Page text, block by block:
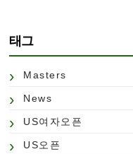
태그
Masters
News
US여자오픈
US오픈